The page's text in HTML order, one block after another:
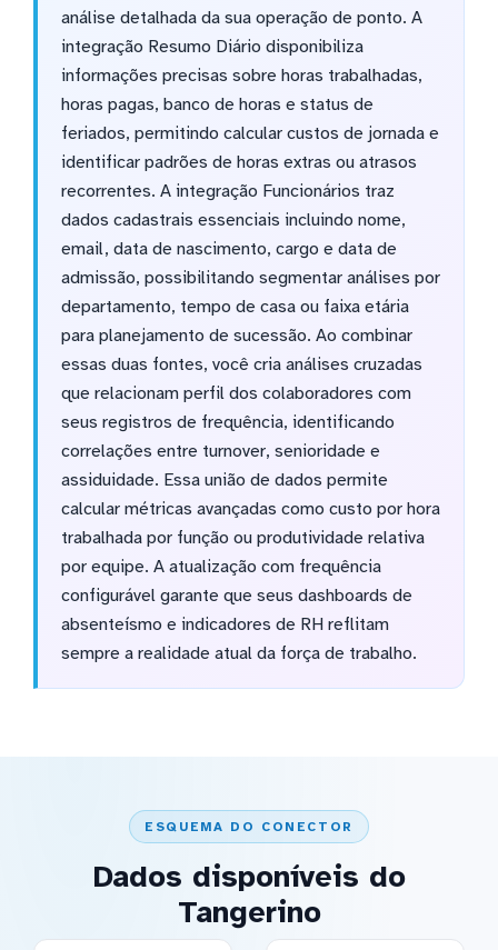
análise detalhada da sua operação de ponto. A
integração Resumo Diário disponibiliza
informações precisas sobre horas trabalhadas,
horas pagas, banco de horas e status de
feriados, permitindo calcular custos de jornada e
identificar padrões de horas extras ou atrasos
recorrentes. A integração Funcionários traz
dados cadastrais essenciais incluindo nome,
email, data de nascimento, cargo e data de
admissão, possibilitando segmentar análises por
departamento, tempo de casa ou faixa etária
para planejamento de sucessão. Ao combinar
essas duas fontes, você cria análises cruzadas
que relacionam perfil dos colaboradores com
seus registros de frequência, identificando
correlações entre turnover, senioridade e
assiduidade. Essa união de dados permite
calcular métricas avançadas como custo por hora
trabalhada por função ou produtividade relativa
por equipe. A atualização com frequência
configurável garante que seus dashboards de
absenteísmo e indicadores de RH reflitam
sempre a realidade atual da força de trabalho.
ESQUEMA DO CONECTOR
Dados disponíveis do
Tangerino